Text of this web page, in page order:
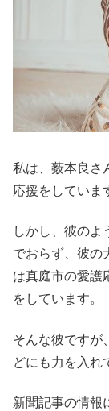
私は、薮本良さ
応援をしていま
しかし、彼のよ
でおらず、彼の
は真庭市の愛護
をしています。
そんな彼ですが
どにも力を入れ
新聞記事の情報